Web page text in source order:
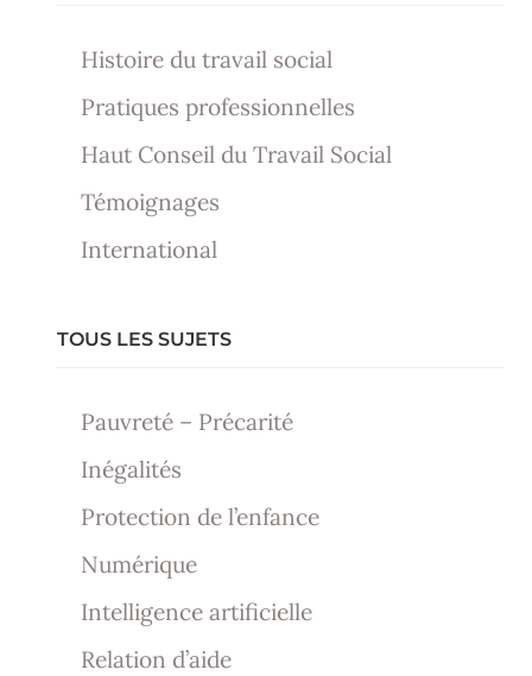
Histoire du travail social
Pratiques professionnelles
Haut Conseil du Travail Social
Témoignages
International
TOUS LES SUJETS
Pauvreté – Précarité
Inégalités
Protection de l’enfance
Numérique
Intelligence artificielle
Relation d’aide